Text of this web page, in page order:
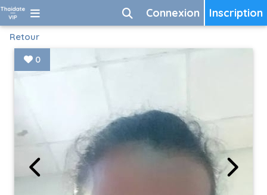
Inscription
Connexion
Retour
0